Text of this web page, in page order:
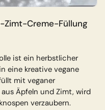
Zimt-Creme-Füllung
ist ein herbstlicher
eine kreative vegane
mit veganer
Äpfeln und Zimt, wird
verzaubern.